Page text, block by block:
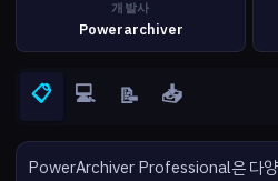
개발사
Powerarchiver
📋 💻 📝 📥
PowerArchiver Professional은 다양